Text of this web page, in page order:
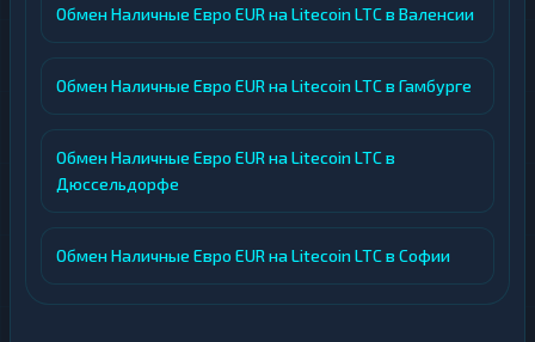
Обмен Наличные Евро EUR на Litecoin LTC в Валенсии
Обмен Наличные Евро EUR на Litecoin LTC в Гамбурге
Обмен Наличные Евро EUR на Litecoin LTC в
Дюссельдорфе
Обмен Наличные Евро EUR на Litecoin LTC в Софии